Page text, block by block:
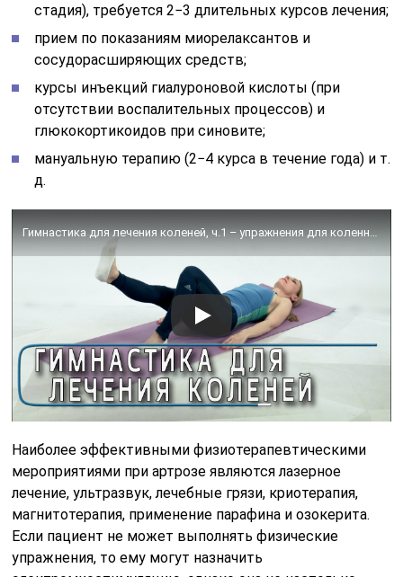
стадия), требуется 2−3 длительных курсов лечения;
прием по показаниям миорелаксантов и
сосудорасширяющих средств;
курсы инъекций гиалуроновой кислоты (при
отсутствии воспалительных процессов) и
глюкокортикоидов при синовите;
мануальную терапию (2−4 курса в течение года) и т.
д.
Наиболее эффективными физиотерапевтическими
мероприятиями при артрозе являются лазерное
лечение, ультразвук, лечебные грязи, криотерапия,
магнитотерапия, применение парафина и озокерита.
Если пациент не может выполнять физические
упражнения, то ему могут назначить